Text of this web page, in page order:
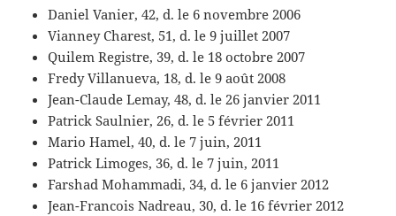
Daniel Vanier, 42, d. le 6 novembre 2006
Vianney Charest, 51, d. le 9 juillet 2007
Quilem Registre, 39, d. le 18 octobre 2007
Fredy Villanueva, 18, d. le 9 août 2008
Jean-Claude Lemay, 48, d. le 26 janvier 2011
Patrick Saulnier, 26, d. le 5 février 2011
Mario Hamel, 40, d. le 7 juin, 2011
Patrick Limoges, 36, d. le 7 juin, 2011
Farshad Mohammadi, 34, d. le 6 janvier 2012
Jean-Francois Nadreau, 30, d. le 16 février 2012